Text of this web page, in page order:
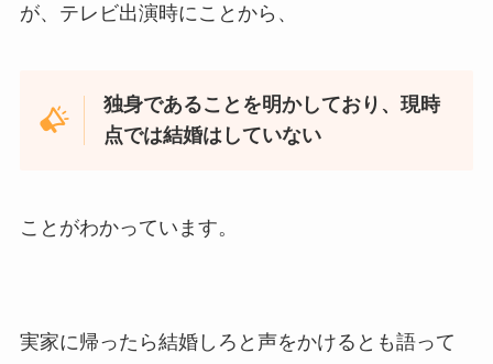
が、テレビ出演時にことから、
独身であることを明かしており、現時
点では結婚はしていない
ことがわかっています。
実家に帰ったら結婚しろと声をかけるとも語って